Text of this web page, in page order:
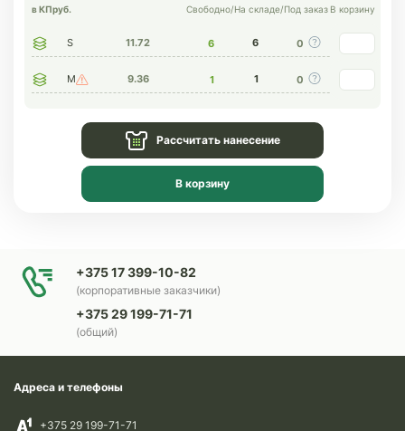
в КПруб. Свободно/На складе/Под заказ В корзину
S 11.72 6 6 0
M 9.36 1 1 0
Рассчитать нанесение
В корзину
+375 17 399-10-82
(корпоративные заказчики)
+375 29 199-71-71
(общий)
Адреса и телефоны
+375 29 199-71-71